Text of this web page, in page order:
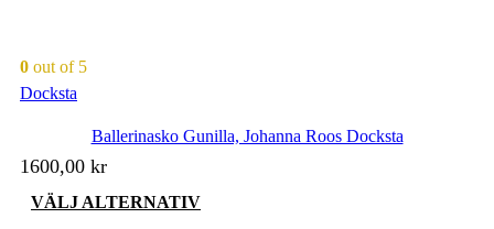
0 out of 5
Docksta
Ballerinasko Gunilla, Johanna Roos Docksta
1600,00 kr
VÄLJ ALTERNATIV